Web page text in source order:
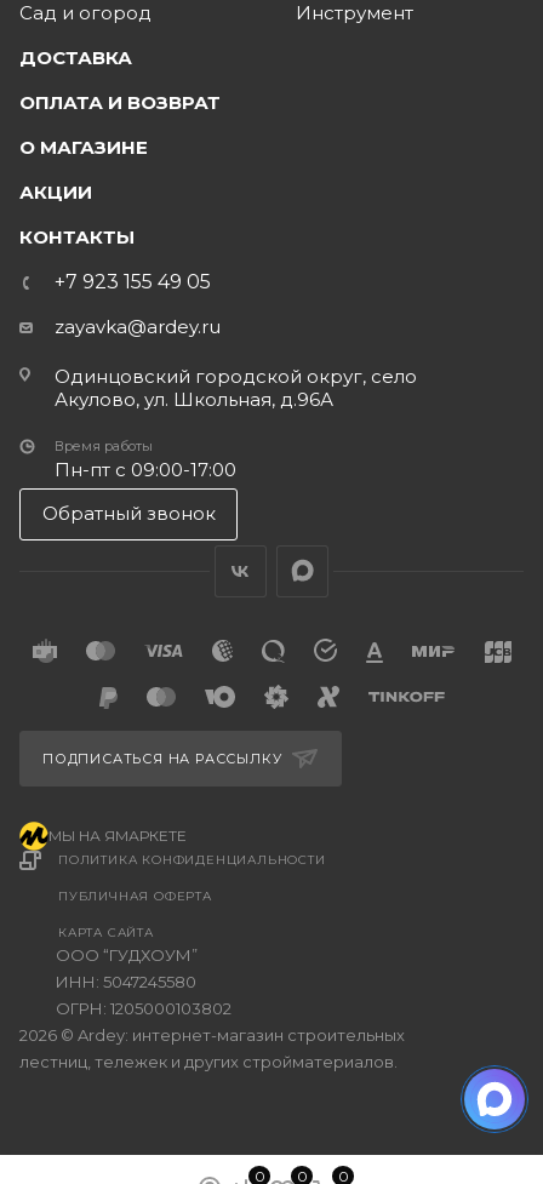
0 0 0
Сад и огород
Инструмент
ДОСТАВКА
ОПЛАТА И ВОЗВРАТ
О МАГАЗИНЕ
АКЦИИ
КОНТАКТЫ
+7 923 155 49 05
zayavka@ardey.ru
Одинцовский городской округ, село
Акулово, ул. Школьная, д.96А
Время работы
Пн-пт с 09:00-17:00
Обратный звонок
2026 © Ardey: интернет-магазин строительных
лестниц, тележек и других стройматериалов.
ООО “ГУДХОУМ”
ИНН: 5047245580
ОГРН: 1205000103802
ПОЛИТИКА КОНФИДЕНЦИАЛЬНОСТИ
ПУБЛИЧНАЯ ОФЕРТА
КАРТА САЙТА
ПОДПИСАТЬСЯ НА РАССЫЛКУ
МЫ НА ЯМАРКЕТЕ